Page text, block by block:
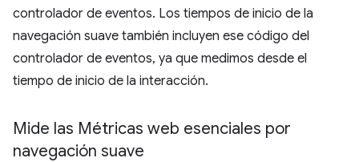
controlador de eventos. Los tiempos de inicio de la
navegación suave también incluyen ese código del
controlador de eventos, ya que medimos desde el
tiempo de inicio de la interacción.
Mide las Métricas web esenciales por
navegación suave